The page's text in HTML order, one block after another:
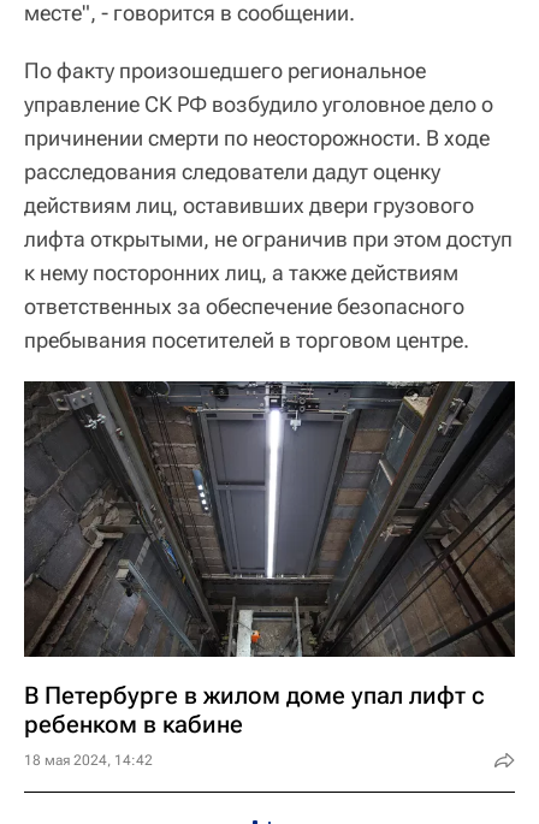
месте", - говорится в сообщении.
По факту произошедшего региональное
управление СК РФ возбудило уголовное дело о
причинении смерти по неосторожности. В ходе
расследования следователи дадут оценку
действиям лиц, оставивших двери грузового
лифта открытыми, не ограничив при этом доступ
к нему посторонних лиц, а также действиям
ответственных за обеспечение безопасного
пребывания посетителей в торговом центре.
В Петербурге в жилом доме упал лифт с
ребенком в кабине
18 мая 2024, 14:42